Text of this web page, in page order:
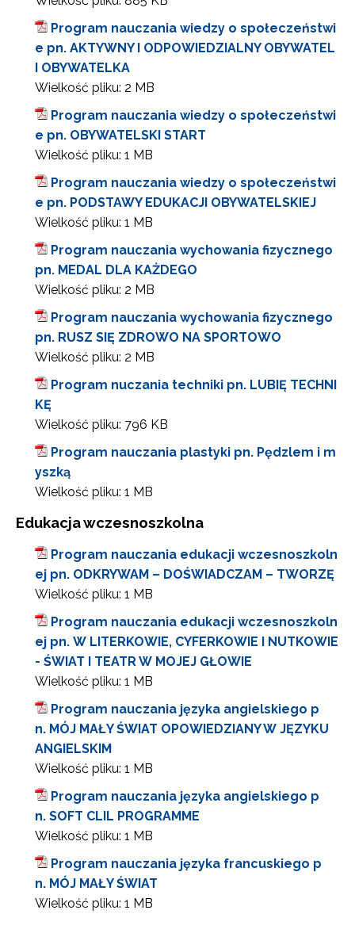
Program nauczania wiedzy o społeczeństwi
e pn. AKTYWNY I ODPOWIEDZIALNY OBYWATEL
I OBYWATELKA
Wielkość pliku: 2 MB
Program nauczania wiedzy o społeczeństwi
e pn. OBYWATELSKI START
Wielkość pliku: 1 MB
Program nauczania wiedzy o społeczeństwi
e pn. PODSTAWY EDUKACJI OBYWATELSKIEJ
Wielkość pliku: 1 MB
Program nauczania wychowania fizycznego
pn. MEDAL DLA KAŻDEGO
Wielkość pliku: 2 MB
Program nauczania wychowania fizycznego
pn. RUSZ SIĘ ZDROWO NA SPORTOWO
Wielkość pliku: 2 MB
Program nuczania techniki pn. LUBIĘ TECHNI
KĘ
Wielkość pliku: 796 KB
Program nauczania plastyki pn. Pędzlem i m
yszką
Wielkość pliku: 1 MB
Edukacja wczesnoszkolna
Program nauczania edukacji wczesnoszkoln
ej pn. ODKRYWAM – DOŚWIADCZAM – TWORZĘ
Wielkość pliku: 1 MB
Program nauczania edukacji wczesnoszkoln
ej pn. W LITERKOWIE, CYFERKOWIE I NUTKOWIE
- ŚWIAT I TEATR W MOJEJ GŁOWIE
Wielkość pliku: 1 MB
Program nauczania języka angielskiego p
n. MÓJ MAŁY ŚWIAT OPOWIEDZIANY W JĘZYKU
ANGIELSKIM
Wielkość pliku: 1 MB
Program nauczania języka angielskiego p
n. SOFT CLIL PROGRAMME
Wielkość pliku: 1 MB
Program nauczania języka francuskiego p
n. MÓJ MAŁY ŚWIAT
Wielkość pliku: 1 MB